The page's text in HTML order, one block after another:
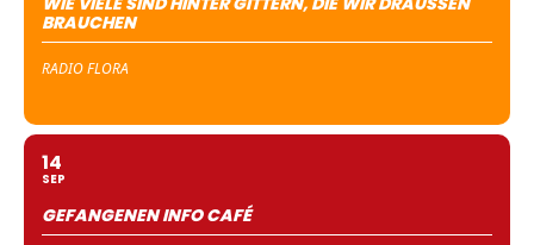
RAUCHEN
RADIO FLORA
14
SEP
GEFANGENEN INFO CAFÉ